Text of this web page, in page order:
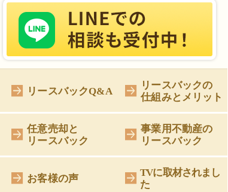
リースバックQ&A
リースバックの
仕組みとメリット
任意売却と
リースバック
事業用不動産の
リースバック
お客様の声
TVに取材されまし
た